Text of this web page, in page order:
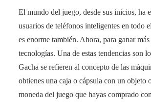
El mundo del juego, desde sus inicios, ha
usuarios de teléfonos inteligentes en
es enorme también. Ahora, para ganar
tecnologías. Una de estas tendencias son
Gacha se refieren al concepto de las
obtienes una caja o cápsula con un objeto
moneda del juego que hayas comprado